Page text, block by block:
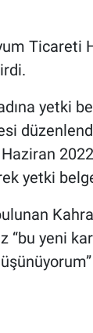
Ticareti
yetki
yetki
“bu yeni